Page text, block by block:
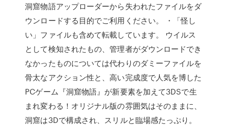
洞窟物語アップローダーから失われたファイルをダ
ウンロードする目的でご利用ください。 ・「怪し
い」ファイルも含めて転載しています。 ウイルス
として検知されたもの、管理者がダウンロードでき
なかったものについては代わりのダミーファイルを
骨太なアクション性と、高い完成度で人気を博した
PCゲーム『洞窟物語』が新要素を加えて3DSで生
まれ変わる！オリジナル版の雰囲気はそのままに、
洞窟は3Dで構成され、スリルと臨場感たっぷり。